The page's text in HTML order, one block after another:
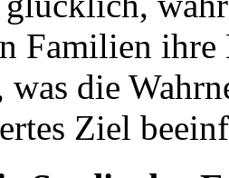
Familien
was die
Ziel